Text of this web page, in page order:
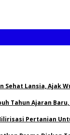
Sehat Lansia, Ajak
Tahun Ajaran
Pertanian